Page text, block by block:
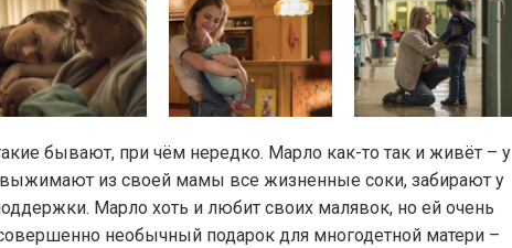
бывают, при чём нередко. Марло как-то так и живёт – у
из своей мамы все жизненные соки, забирают у
Марло хоть и любит своих малявок, но ей очень
необычный подарок для многодетной матери –